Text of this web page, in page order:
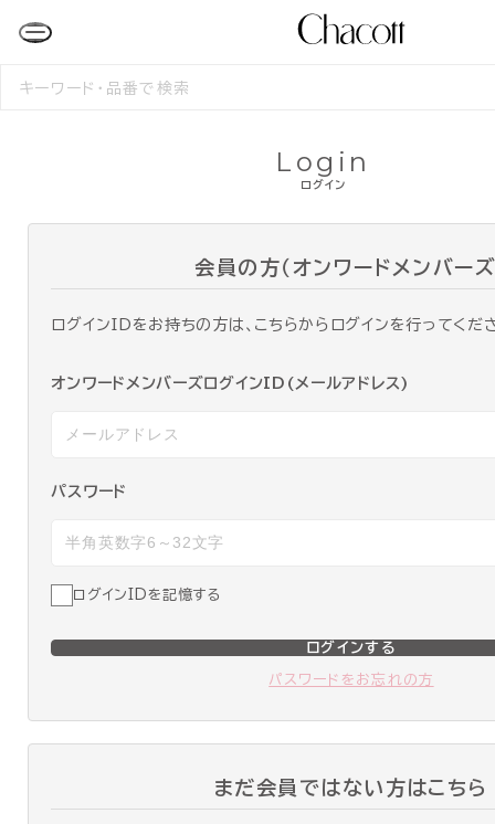
検
ログイン
Login
会員の方（オンワードメンバーズ
ログインIDをお持ちの方は、こちらからログインを行ってくだ
オンワードメンバーズログインID(メールアドレス)
パスワード
ログインIDを記憶する
ログインする
パスワードをお忘れの方
まだ会員ではない方はこちら